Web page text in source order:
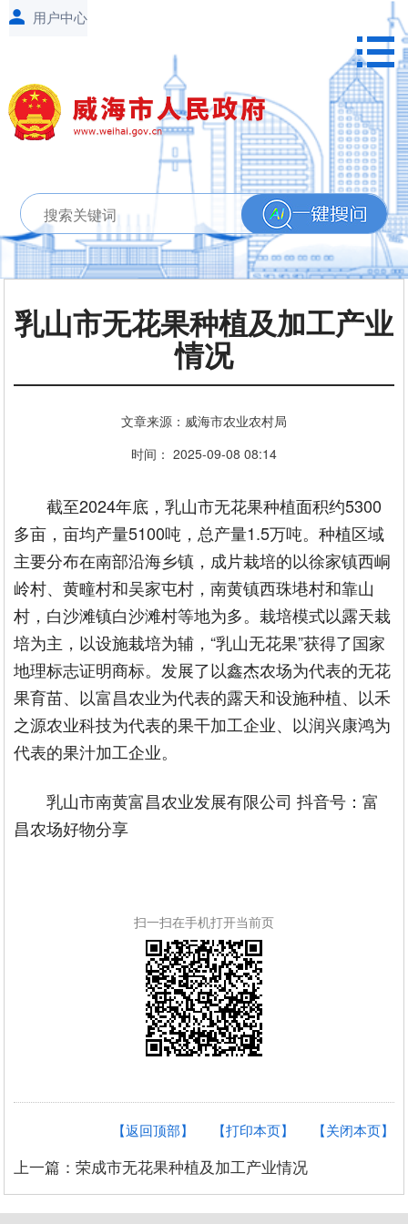
乳山市无花果种植及加工产业
情况
文章来源：威海市农业农村局
时间： 2025-09-08 08:14
截至2024年底，乳山市无花果种植面积约5300
多亩，亩均产量5100吨，总产量1.5万吨。种植区域
主要分布在南部沿海乡镇，成片栽培的以徐家镇西峒
岭村、黄疃村和吴家屯村，南黄镇西珠塂村和靠山
村，白沙滩镇白沙滩村等地为多。栽培模式以露天栽
培为主，以设施栽培为辅，“乳山无花果”获得了国家
地理标志证明商标。发展了以鑫杰农场为代表的无花
果育苗、以富昌农业为代表的露天和设施种植、以禾
之源农业科技为代表的果干加工企业、以润兴康鸿为
代表的果汁加工企业。
乳山市南黄富昌农业发展有限公司 抖音号：富
昌农场好物分享
扫一扫在手机打开当前页
【关闭本页】
【打印本页】
【返回顶部】
上一篇：荣成市无花果种植及加工产业情况